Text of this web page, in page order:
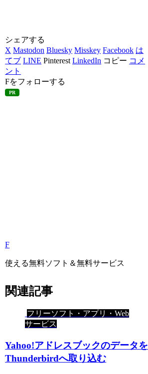
シェアする
X Mastodon Bluesky Misskey Facebook は
てブ LINE Pinterest LinkedIn コピー コメ
ント
Fをフォローする
PR
F
使える無料ソフト＆無料サービス
関連記事
フリーソフト・アプリ・Web
サービス
Yahoo!アドレスブックのデータを
Thunderbirdへ取り込む